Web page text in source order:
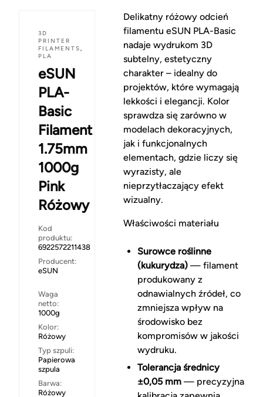
3D
PRINTER
FILAMENTS,
PLA
eSUN
PLA-
Basic
Filament
1.75mm
1000g
Pink
Różowy
Kod
produktu:
6922572211438
Producent:
eSUN
Waga
netto:
1000g
Kolor:
Różowy
Typ szpuli:
Papierowa
szpula
Barwa:
Różowy
Delikatny różowy odcień
filamentu eSUN PLA-Basic
nadaje wydrukom 3D
subtelny, estetyczny
charakter – idealny do
projektów, które wymagają
lekkości i elegancji. Kolor
sprawdza się zarówno w
modelach dekoracyjnych,
jak i funkcjonalnych
elementach, gdzie liczy się
wyrazisty, ale
nieprzytłaczający efekt
wizualny.
Właściwości materiału
Surowce roślinne
(kukurydza)— filament
produkowany z
odnawialnych źródeł, co
zmniejsza wpływ na
środowisko bez
kompromisów w jakości
wydruku.
Tolerancja średnicy
±0,05 mm— precyzyjna